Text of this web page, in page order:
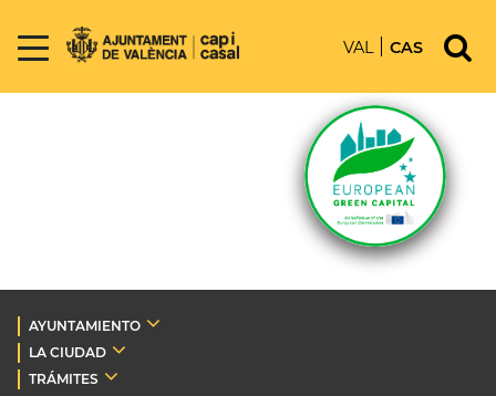
VAL CAS
AYUNTAMIENTO
LA CIUDAD
TRÁMITES